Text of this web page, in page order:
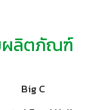
ผลิตภัณฑ์